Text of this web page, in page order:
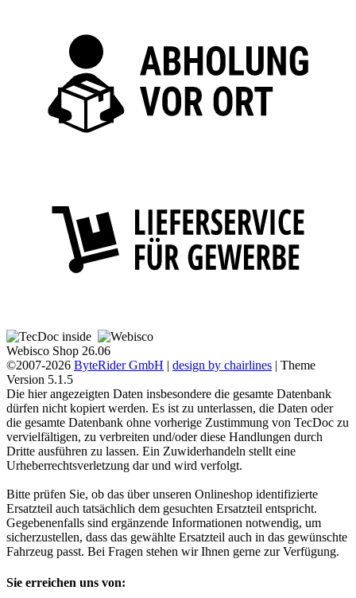
Webisco Shop 26.06
©2007-2026 ByteRider GmbH | design by chairlines | Theme
Version 5.1.5
Die hier angezeigten Daten insbesondere die gesamte Datenbank
dürfen nicht kopiert werden. Es ist zu unterlassen, die Daten oder
die gesamte Datenbank ohne vorherige Zustimmung von TecDoc zu
vervielfältigen, zu verbreiten und/oder diese Handlungen durch
Dritte ausführen zu lassen. Ein Zuwiderhandeln stellt eine
Urheberrechtsverletzung dar und wird verfolgt.
Bitte prüfen Sie, ob das über unseren Onlineshop identifizierte
Ersatzteil auch tatsächlich dem gesuchten Ersatzteil entspricht.
Gegebenenfalls sind ergänzende Informationen notwendig, um
sicherzustellen, dass das gewählte Ersatzteil auch in das gewünschte
Fahrzeug passt. Bei Fragen stehen wir Ihnen gerne zur Verfügung.
Sie erreichen uns von: